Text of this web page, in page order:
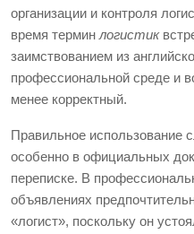
организации и контроля
время термин логистик
заимствованием из
профессиональной среде и
менее корректный.
Правильное использование
особенно в официальных
переписке. В
объявлениях
«логист», поскольку он